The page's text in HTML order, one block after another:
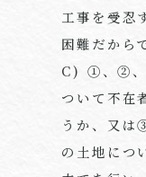
工事を受忍
困難だから
C) ①、②、
ついて不在
うか、又は
の土地につ